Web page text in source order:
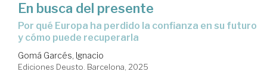
En busca del presente
Por qué Europa ha perdido la confianza en su futuro
y cómo puede recuperarla
Gomá Garcés, Ignacio
Ediciones Deusto. Barcelona, 2025